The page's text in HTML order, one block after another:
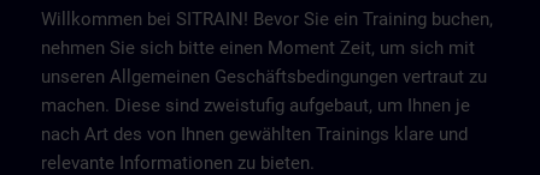
Willkommen bei SITRAIN! Bevor Sie ein Training buchen,
nehmen Sie sich bitte einen Moment Zeit, um sich mit
unseren Allgemeinen Geschäftsbedingungen vertraut zu
machen. Diese sind zweistufig aufgebaut, um Ihnen je
nach Art des von Ihnen gewählten Trainings klare und
relevante Informationen zu bieten.